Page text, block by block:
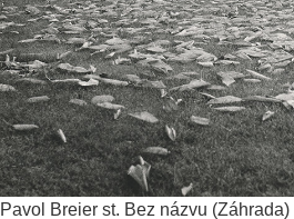
Pavol Breier st. Bez názvu (Záhrada)